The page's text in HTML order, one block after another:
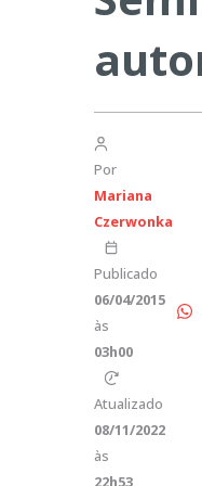
Por
Mariana
Czerwonka
Publicado
06/04/2015
às
03h00
Atualizado
08/11/2022
às
22h53